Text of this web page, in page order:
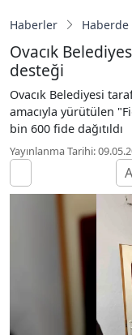
Haberler
Ovacık
desteği
Ovacık Belediyesi
amacıyla yürütülen
bin 600 fide dağıtıldı
Yayınlanma Tarihi: